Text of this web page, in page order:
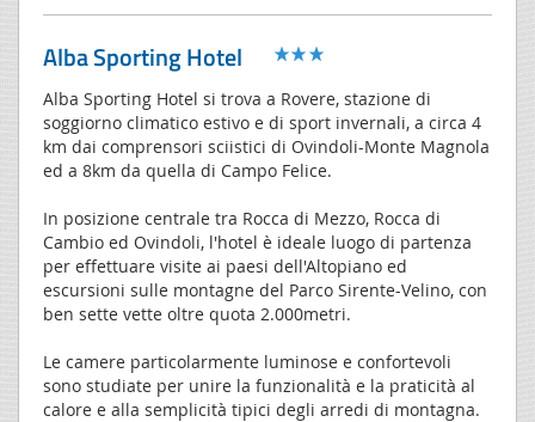
Alba Sporting Hotel
Alba Sporting Hotel si trova a Rovere, stazione di
soggiorno climatico estivo e di sport invernali, a circa 4
km dai comprensori sciistici di Ovindoli-Monte Magnola
ed a 8km da quella di Campo Felice.
In posizione centrale tra Rocca di Mezzo, Rocca di
Cambio ed Ovindoli, l'hotel è ideale luogo di partenza
per effettuare visite ai paesi dell'Altopiano ed
escursioni sulle montagne del Parco Sirente-Velino, con
ben sette vette oltre quota 2.000metri.
Le camere particolarmente luminose e confortevoli
sono studiate per unire la funzionalità e la praticità al
calore e alla semplicità tipici degli arredi di montagna.